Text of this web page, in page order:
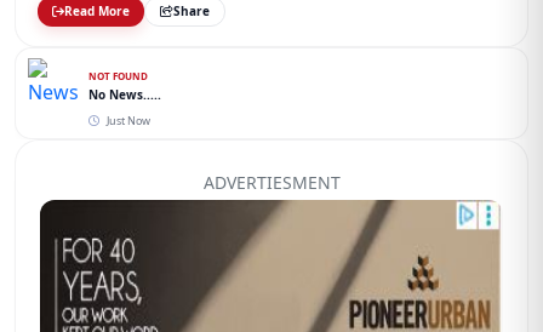
Read More Share
NOT FOUND
No News.....
Just Now
ADVERTIESMENT